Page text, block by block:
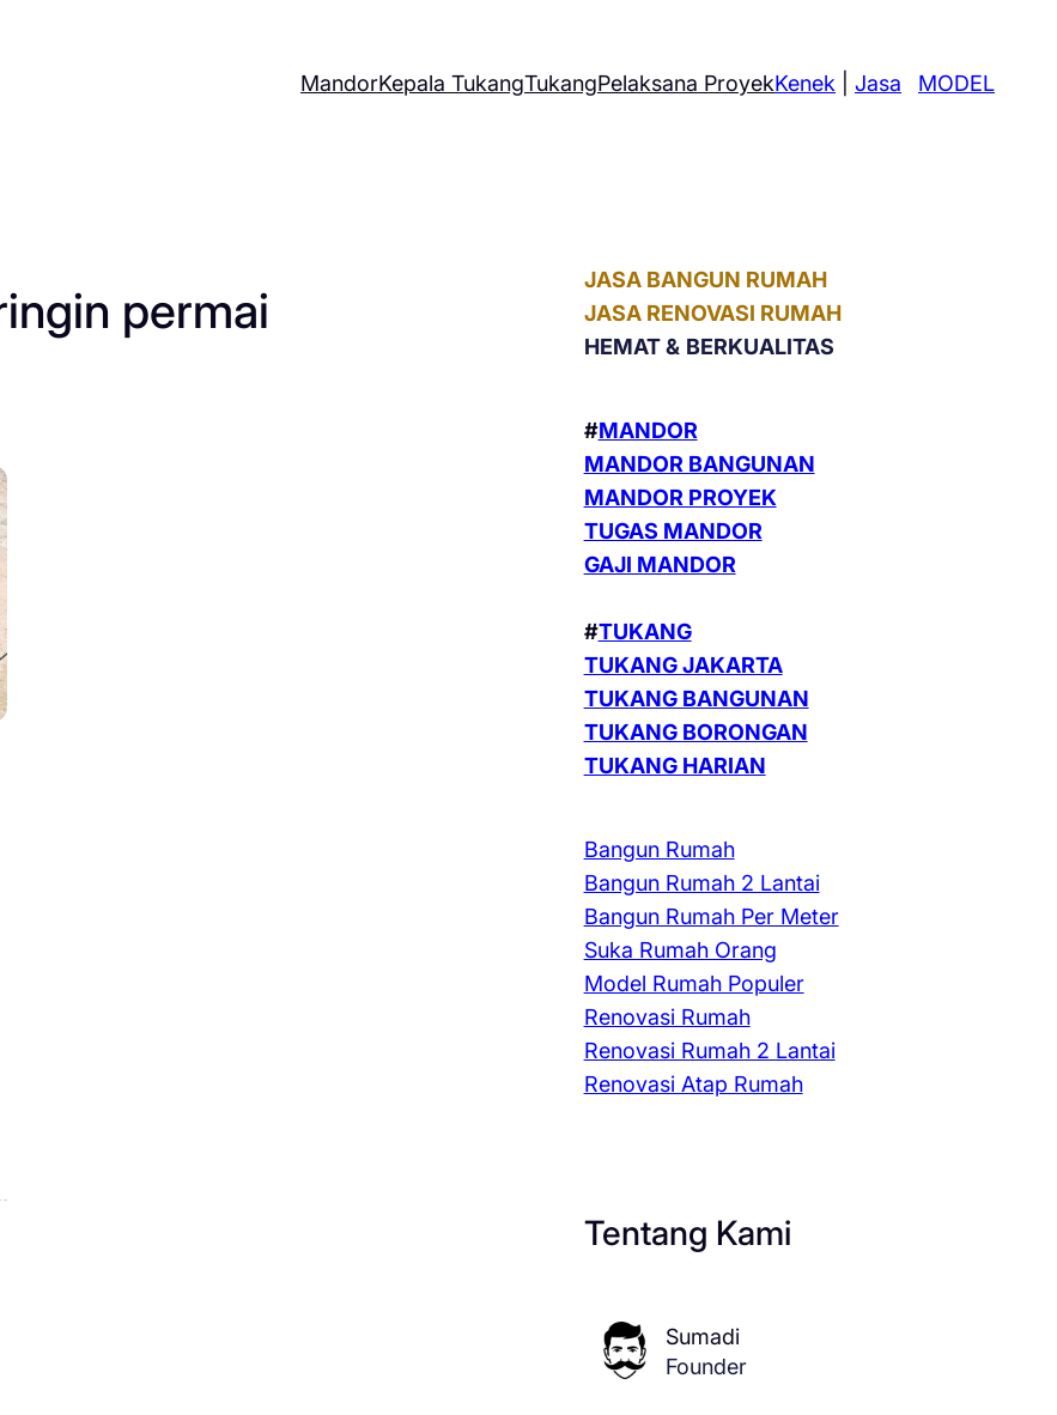
MandorKepala TukangTukangPelaksana ProyekKenek |Jasa MODEL
permai
JASA BANGUN RUMAH
JASA RENOVASI RUMAH
HEMAT & BERKUALITAS
#MANDOR
MANDOR BANGUNAN
MANDOR PROYEK
TUGAS MANDOR
GAJI MANDOR
#TUKANG
TUKANG JAKARTA
TUKANG BANGUNAN
TUKANG BORONGAN
TUKANG HARIAN
Bangun Rumah
Bangun Rumah 2 Lantai
Bangun Rumah Per Meter
Suka Rumah Orang
Model Rumah Populer
Renovasi Rumah
Renovasi Rumah 2 Lantai
Renovasi Atap Rumah
Tentang Kami
Sumadi
Founder